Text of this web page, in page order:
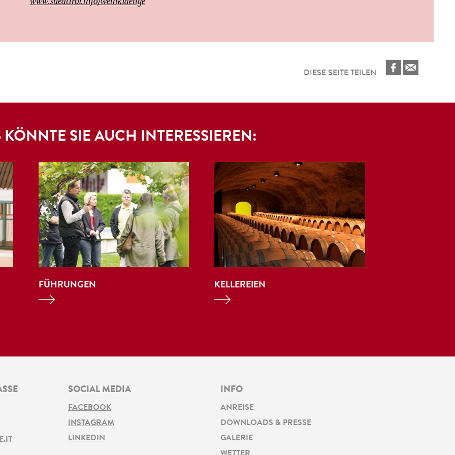
DIESE SEITE TEILEN
KÖNNTE SIE AUCH INTERESSIEREN:
FÜHRUNGEN KELLEREIEN
SOCIAL MEDIA
FACEBOOK
INSTAGRAM
LINKEDIN
INFO
ANREISE
DOWNLOADS & PRESSE
GALERIE
WETTER